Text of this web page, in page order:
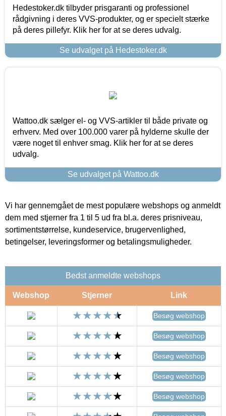
Hedestoker.dk tilbyder prisgaranti og professionel
rådgivning i deres VVS-produkter, og er specielt stærke
på deres pillefyr. Klik her for at se deres udvalg.
Se udvalget på Hedestoker.dk
Wattoo.dk sælger el- og VVS-artikler til både private og
erhverv. Med over 100.000 varer på hylderne skulle der
være noget til enhver smag. Klik her for at se deres
udvalg.
Se udvalget på Wattoo.dk
Vi har gennemgået de mest populære webshops og anmeldt
dem med stjerner fra 1 til 5 ud fra bl.a. deres prisniveau,
sortimentstørrelse, kundeservice, brugervenlighed,
betingelser, leveringsformer og betalingsmuligheder.
Bedst anmeldte webshops
Webshop Stjerner Link
Besøg webshop
Besøg webshop
Besøg webshop
Besøg webshop
Besøg webshop